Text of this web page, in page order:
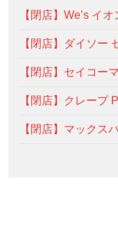
【閉店】We’s イ
【閉店】ダイソー
【閉店】セイコー
【閉店】クレープ
【閉店】マックス